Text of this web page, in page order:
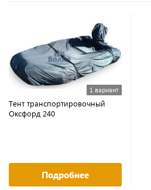
1 вариант
Тент транспортировочный
Оксфорд 240
Подробнее